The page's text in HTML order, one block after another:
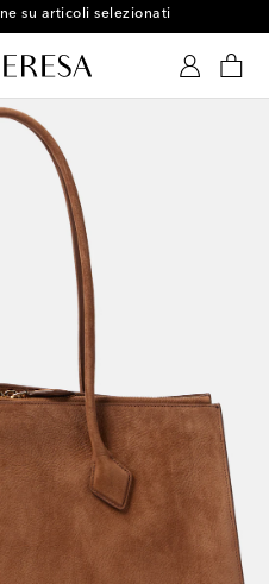
su articoli selezionati